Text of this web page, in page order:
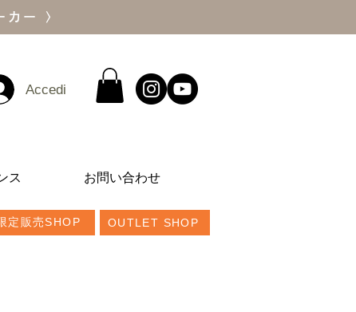
カー 〉
Accedi
ス お問い合わせ
定販売SHOP OUTLET SHOP